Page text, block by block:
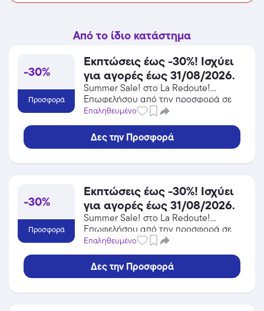
Από το ίδιο κατάστημα
-30%
Προσφορά
Εκπτώσεις έως -30%! Ισχύει
για αγορές έως 31/08/2026.
Summer Sale! στο La Redoute!
Επωφελήσου από την προσφορά σε
Είδη Σπιτιού / Κήπος / DIY του La
εκπτώσεις!
Επαληθευμένο
Δες την Προσφορά
-30%
Προσφορά
Εκπτώσεις έως -30%! Ισχύει
για αγορές έως 31/08/2026.
Summer Sale! στο La Redoute!
Επωφελήσου από την προσφορά σε
Αξεσουάρ του La Redoute και κέρδισε
από τις εκπτώσεις!
Επαληθευμένο
Δες την Προσφορά